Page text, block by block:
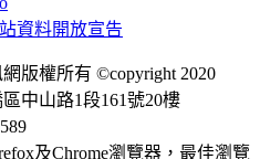
資料開放宣告
版權所有 ©copyright 2020
中山路1段161號20樓
及Chrome瀏覽器，最佳瀏覽